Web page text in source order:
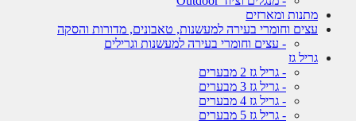
מתנות ומארזים
עצים וחומרי בעירה למעשנות, טאבונים, מדורות והסקה
- עצים וחומרי בעירה למעשנות וגרילים
גריל גז
- גריל גז 2 מבערים
- גריל גז 3 מבערים
- גריל גז 4 מבערים
- גריל גז 5 מבערים